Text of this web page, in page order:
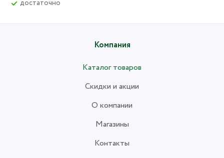
Достаточно
Компания
Каталог товаров
Скидки и акции
О компании
Магазины
Контакты